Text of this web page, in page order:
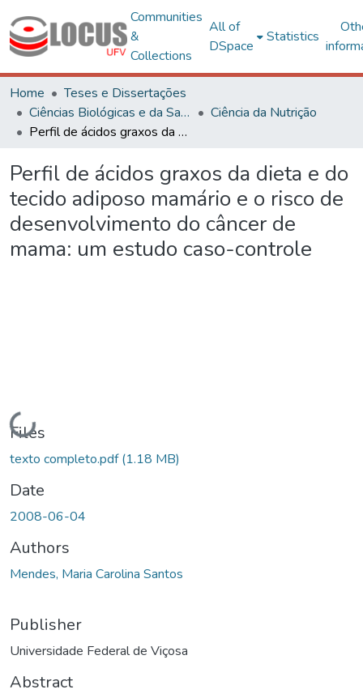
Communities
&
Collections
All of
DSpace
Statistics
Home
Teses e Dissertações
Ciências Biológicas e da Saúde
Ciência da Nutrição
Perfil de ácidos graxos da dieta e do tecido adiposo mamário e o risco de desenvolvimento do câncer de mama: um estudo caso-controle
Perfil de ácidos graxos da dieta e do
tecido adiposo mamário e o risco de
desenvolvimento do câncer de
mama: um estudo caso-controle
Loading...
Files
texto completo.pdf(1.18 MB)
Date
2008-06-04
Authors
Mendes, Maria Carolina Santos
Publisher
Universidade Federal de Viçosa
Abstract